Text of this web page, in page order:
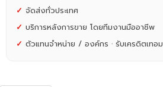
✓ จัดส่งทั่วประเทศ
✓ บริการหลังการขาย โดยทีมงานมืออาชีพ
✓ ตัวแทนจำหน่าย / องค์กร · รับเครดิตเทอม